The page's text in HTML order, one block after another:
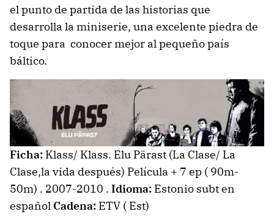
el punto de partida de las historias que
desarrolla la miniserie, una excelente piedra de
toque para conocer mejor al pequeño país
báltico.
Ficha: Klass/ Klass. Elu Pärast (La Clase/ La
Clase,la vida después) Película + 7 ep ( 90m-
50m) . 2007-2010 . Idioma: Estonio subt en
español Cadena: ETV ( Est)